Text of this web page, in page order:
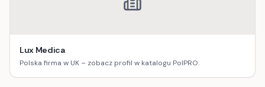
Lux Medica
Polska firma w UK – zobacz profil w katalogu PolPRO.